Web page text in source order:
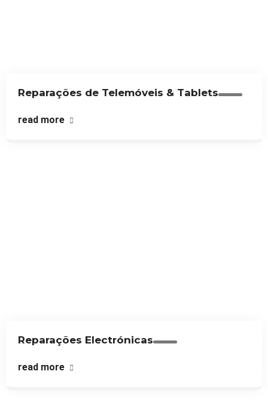
Reparações de Telemóveis & Tablets
read more
Reparações Electrónicas
read more